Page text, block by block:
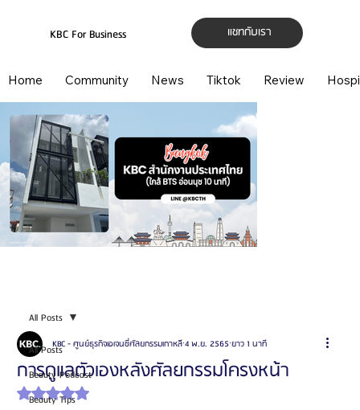
แชทกับเรา
KBC For Business
Home Community News Tiktok Review
All Posts
Beauty Podcast
Beauty Tips
All Posts
การดูแลตัวเองหลังศัลยกรรมโครงหน้า
KBC - ศูนย์ธุรกิจเอเจนซี่ศัลยกรรมเกาหลี4 พ.ย. 2565 ยาว 1 นาที
ได้รับ NaN เต็ม 5 ดาว